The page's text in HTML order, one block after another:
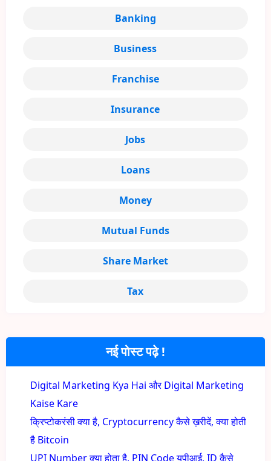
नई पोस्ट पढ़े !
Digital Marketing Kya Hai और Digital Marketing
Kaise Kare
क्रिप्टोकरंसी क्या है, Cryptocurrency कैसे ख़रीदें, क्या होती
है Bitcoin
UPI Number क्या होता है, PIN Code यूपीआई, ID कैसे
Banking
Business
Franchise
Insurance
Jobs
Loans
Money
Mutual Funds
Share Market
Tax